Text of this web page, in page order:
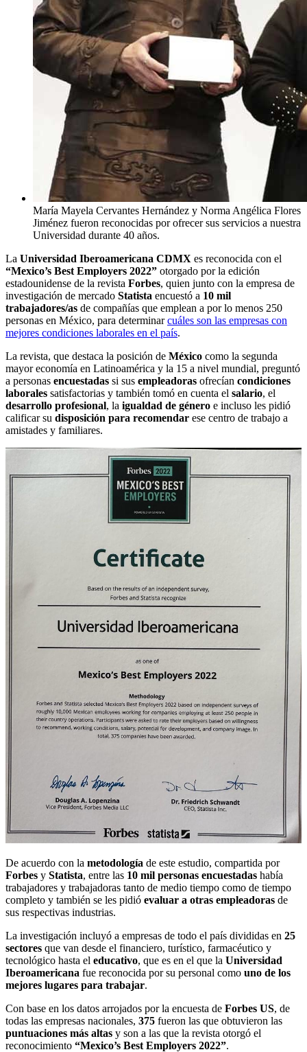
María Mayela Cervantes Hernández y Norma Angélica Flores
Jiménez fueron reconocidas por ofrecer sus servicios a nuestra
Universidad durante 40 años.
La Universidad Iberoamericana CDMX es reconocida con el
“Mexico’s Best Employers 2022” otorgado por la edición
estadounidense de la revista Forbes, quien junto con la empresa de
investigación de mercado Statista encuestó a 10 mil
trabajadores/as de compañías que emplean a por lo menos 250
personas en México, para determinarcuáles son las empresas con
mejores condiciones laborales en el país.
La revista, que destaca la posición de México como la segunda
mayor economía en Latinoamérica y la 15 a nivel mundial, preguntó
a personas encuestadas si sus empleadoras ofrecían condiciones
laborales satisfactorias y también tomó en cuenta el salario, el
desarrollo profesional, la igualdad de género e incluso les pidió
calificar su disposición para recomendar ese centro de trabajo a
amistades y familiares.
De acuerdo con la metodología de este estudio, compartida por
Forbes y Statista, entre las 10 mil personas encuestadas había
trabajadores y trabajadoras tanto de medio tiempo como de tiempo
completo y también se les pidió evaluar a otras empleadoras de
sus respectivas industrias.
La investigación incluyó a empresas de todo el país divididas en 25
sectores que van desde el financiero, turístico, farmacéutico y
tecnológico hasta el educativo, que es en el que la Universidad
Iberoamericana fue reconocida por su personal como uno de los
mejores lugares para trabajar.
Con base en los datos arrojados por la encuesta de Forbes US, de
todas las empresas nacionales, 375 fueron las que obtuvieron las
puntuaciones más altas y son a las que la revista otorgó el
reconocimiento “Mexico’s Best Employers 2022”.